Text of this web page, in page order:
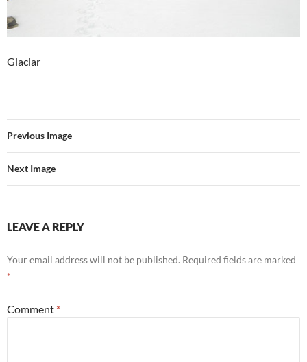
Glaciar
Previous Image
Next Image
LEAVE A REPLY
Your email address will not be published. Required fields are marked
*
Comment *